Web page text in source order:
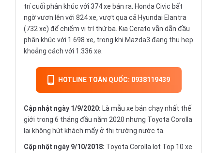
trí cuối phân khúc với 374 xe bán ra. Honda Civic bất
ngờ vươn lên với 824 xe, vượt qua cả Hyundai Elantra
(732 xe) để chiếm vị trí thứ ba. Kia Cerato vẫn dẫn đầu
phân khúc với 1.698 xe, trong khi Mazda3 đang thu hẹp
khoảng cách với 1.336 xe.
HOTLINE TOÀN QUỐC: 0938119439
Cập nhật ngày 1/9/2020: Là mẫu xe bán chạy nhất thế
giới trong 6 tháng đầu năm 2020 nhưng Toyota Corolla
lại không hút khách mấy ở thị trường nước ta.
Cập nhật ngày 9/10/2018: Toyota Corolla lọt Top 10 xe